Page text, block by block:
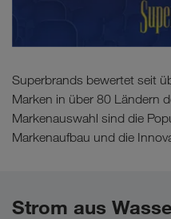
Superbrands bewertet seit
Marken in über 80 Ländern
Markenauswahl sind die
Markenaufbau und die
Strom aus